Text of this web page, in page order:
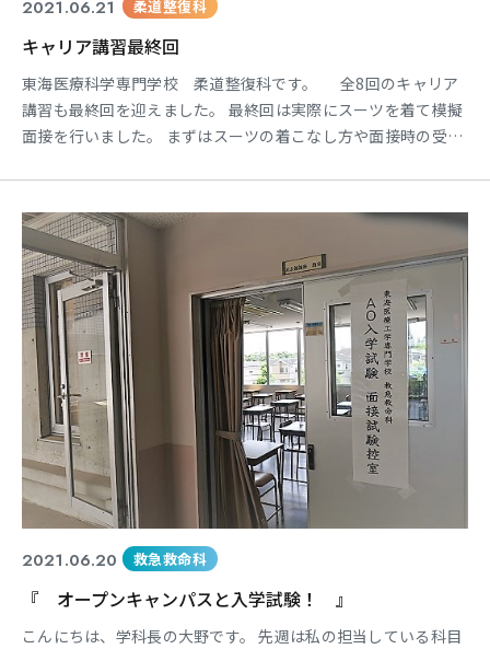
2021.06.21 柔道整復科
キャリア講習最終回
東海医療科学専門学校 柔道整復科です。 全8回のキャリア
講習も最終回を迎えました。 最終回は実際にスーツを着て模擬
面接を行いました。 まずはスーツの着こなし方や面接時の受け
です！！ 模擬面接だと分かっていても普段とは違う雰囲気の中
では、受け答えに詰まってしまったり、質問の本質とは離れた
回答になったりと色々と課題が見えたのではないでしょうか
2021.06.20 救急救命科
『 オープンキャンパスと入学試験！ 』
こんにちは、学科長の大野です。 先週は私の担当している科目